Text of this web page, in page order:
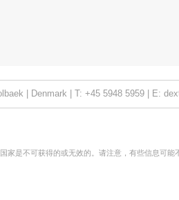
| Denmark | T: +45 5948 5959 | E:
是不可获得的或无效的。请注意，有些信息可